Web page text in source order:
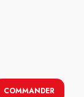
COMMANDER